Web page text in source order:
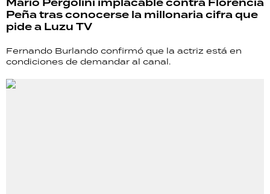
Peña tras conocerse la millonaria cifra que
pide a Luzu TV
Fernando Burlando confirmó que la actriz está en
condiciones de demandar al canal.